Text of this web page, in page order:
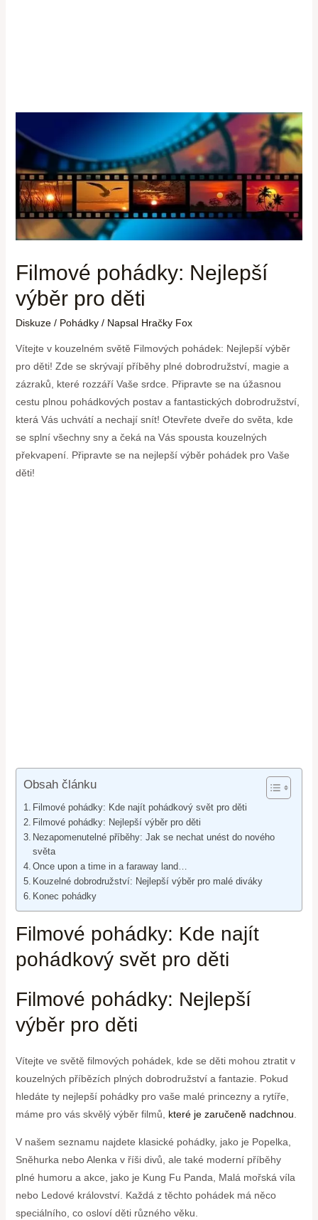
Filmové pohádky: Nejlepší
výběr pro děti
Diskuze / Pohádky/ Napsal Hračky Fox
Vítejte v kouzelném světě Filmových pohádek: Nejlepší výběr
pro děti! Zde se skrývají příběhy plné dobrodružství, magie a
zázraků, které rozzáří Vaše srdce. Připravte se na úžasnou
cestu plnou pohádkových postav a fantastických dobrodružství,
která Vás uchvátí a nechají snít! Otevřete dveře do světa, kde
se splní všechny sny a čeká na Vás spousta kouzelných
překvapení. Připravte se na nejlepší výběr pohádek pro Vaše
děti!
Obsah článku
Filmové pohádky: Kde najít pohádkový svět pro děti
Filmové pohádky: Nejlepší výběr pro děti
Nezapomenutelné příběhy: Jak se nechat unést do nového
světa
Once upon a time in a faraway land…
Kouzelné dobrodružství: Nejlepší výběr pro malé diváky
Konec pohádky
Filmové pohádky: Kde najít
pohádkový svět pro děti
Filmové pohádky: Nejlepší
výběr pro děti
Vítejte ve světě filmových pohádek, kde se děti mohou ztratit v
kouzelných příbězích plných dobrodružství a fantazie. Pokud
hledáte ty nejlepší pohádky pro vaše malé princezny a rytíře,
máme pro vás skvělý výběr filmů, které je zaručeně nadchnou
V našem seznamu najdete klasické pohádky, jako je Popelka,
Sněhurka nebo Alenka v říši divů, ale také moderní příběhy
plné humoru a akce, jako je Kung Fu Panda, Malá mořská víla
nebo Ledové království. Každá z těchto pohádek má něco
speciálního, co osloví děti různého věku.